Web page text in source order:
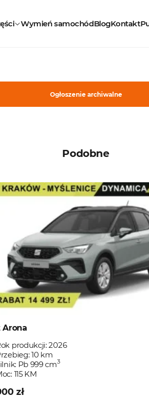
Wymień samochódBlogKontakt
Ogłoszenie archiwalne
Podobne
Arona
produkcji: 2026
10 km
Pb 999 cm3
115 KM
zł